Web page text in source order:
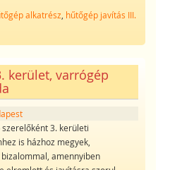
alkatrész hűtőgép javítás III.
kerület, varrógép
3. kerületi
is házhoz megyek,
amennyiben